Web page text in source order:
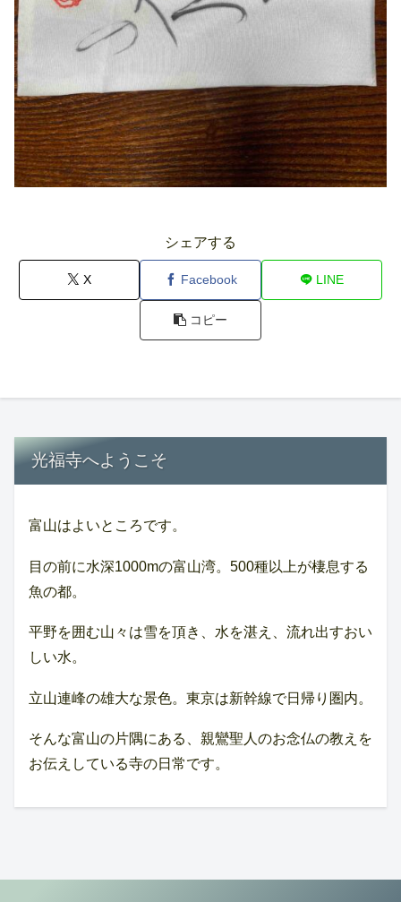
シェアする
X Facebook LINE
コピー
光福寺へようこそ
富山はよいところです。
目の前に水深1000mの富山湾。500種以上が棲息する
魚の都。
平野を囲む山々は雪を頂き、水を湛え、流れ出すおい
しい水。
立山連峰の雄大な景色。東京は新幹線で日帰り圏内。
そんな富山の片隅にある、親鸞聖人のお念仏の教えを
お伝えしている寺の日常です。